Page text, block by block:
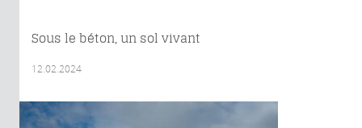
Sous le béton, un sol vivant
12.02.2024